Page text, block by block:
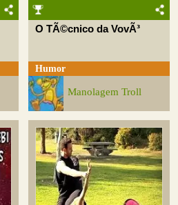
O TÃ©cnico da VovÃ³
Humor
Manolagem Troll